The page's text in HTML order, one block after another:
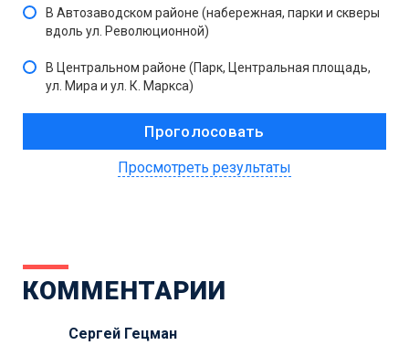
В Автозаводском районе (набережная, парки и скверы
вдоль ул. Революционной)
В Центральном районе (Парк, Центральная площадь,
ул. Мира и ул. К. Маркса)
Просмотреть результаты
КОММЕНТАРИИ
Сергей Гецман